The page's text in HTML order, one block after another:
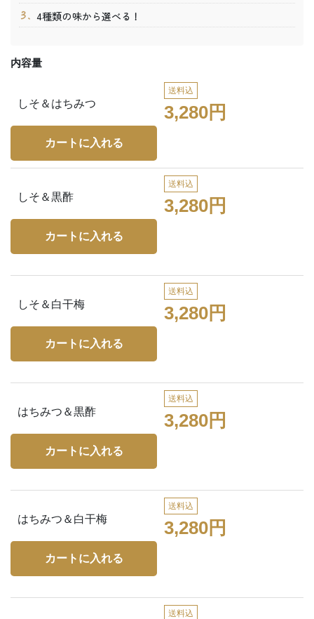
4種類の味から選べる！
内容量
しそ＆はちみつ
送料込
3,280円
しそ＆黒酢
送料込
3,280円
しそ＆白干梅
送料込
3,280円
はちみつ＆黒酢
送料込
3,280円
はちみつ＆白干梅
送料込
3,280円
送料込